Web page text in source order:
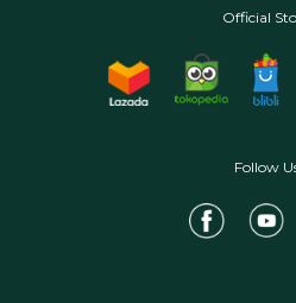
Official
Follow